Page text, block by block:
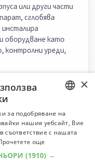
или други части
сглобява
оборудване като
контролни уреди,
Специалности
контролира
и изграждането
BULGARIAN
ENGLISH
×
за подобряване на
нашия уебсайт, Вие
съответствие с нашата
още
(1910) →